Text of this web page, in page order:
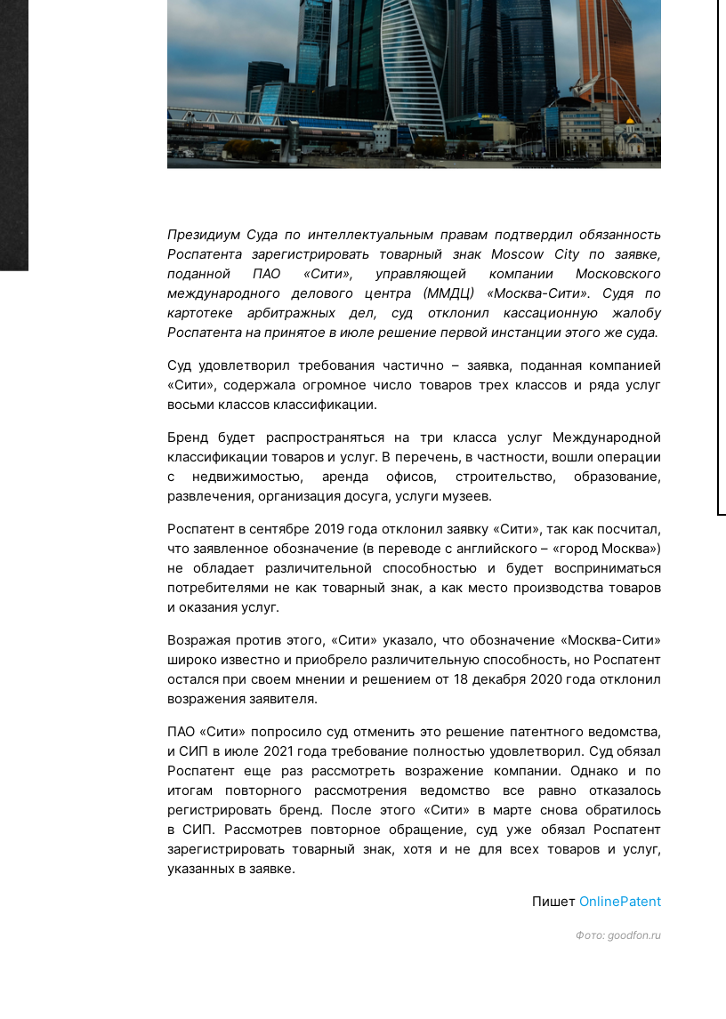
Президиум Суда по интеллектуальным правам подтвердил обязанность
Роспатента зарегистрировать товарный знак Moscow City по заявке,
поданной ПАО «Сити», управляющей компании Московского
международного делового центра (ММДЦ) «Москва-Сити». Судя по
картотеке арбитражных дел, суд отклонил кассационную жалобу
Роспатента на принятое в июле решение первой инстанции этого же суда.
Суд удовлетворил требования частично – заявка, поданная компанией
«Сити», содержала огромное число товаров трех классов и ряда услуг
восьми классов классификации.
Бренд будет распространяться на три класса услуг Международной
классификации товаров и услуг. В перечень, в частности, вошли операции
с недвижимостью, аренда офисов, строительство, образование,
развлечения, организация досуга, услуги музеев.
Роспатент в сентябре 2019 года отклонил заявку «Сити», так как посчитал,
что заявленное обозначение (в переводе с английского – «город Москва»)
не обладает различительной способностью и будет восприниматься
потребителями не как товарный знак, а как место производства товаров
и оказания услуг.
Возражая против этого, «Сити» указало, что обозначение «Москва-Сити»
широко известно и приобрело различительную способность, но Роспатент
остался при своем мнении и решением от 18 декабря 2020 года отклонил
возражения заявителя.
ПАО «Сити» попросило суд отменить это решение патентного ведомства,
и СИП в июле 2021 года требование полностью удовлетворил. Суд обязал
Роспатент еще раз рассмотреть возражение компании. Однако и по
итогам повторного рассмотрения ведомство все равно отказалось
регистрировать бренд. После этого «Сити» в марте снова обратилось
в СИП. Рассмотрев повторное обращение, суд уже обязал Роспатент
зарегистрировать товарный знак, хотя и не для всех товаров и услуг,
указанных в заявке.
Пишет OnlinePatent
Фото: goodfon.ru